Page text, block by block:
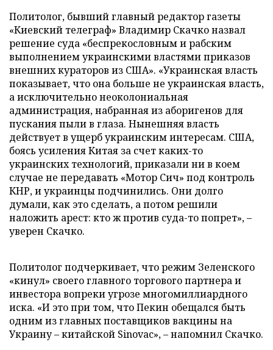
Политолог, бывший главный редактор газеты
«Киевский телеграф» Владимир Скачко назвал
решение суда «беспрекословным и рабским
выполнением украинскими властями приказов
внешних кураторов из США». «Украинская власть
показывает, что она больше не украинская власть,
а исключительно неоколониальная
администрация, набранная из аборигенов для
пускания пыли в глаза. Нынешняя власть
действует в ущерб украинским интересам. США,
боясь усиления Китая за счет каких-то
украинских технологий, приказали ни в коем
случае не передавать «Мотор Сич» под контроль
КНР, и украинцы подчинились. Они долго
думали, как это сделать, а потом решили
наложить арест: кто ж против суда-то попрет», –
уверен Скачко.
Политолог подчеркивает, что режим Зеленского
«кинул» своего главного торгового партнера и
инвестора вопреки угрозе многомиллиардного
иска. «И это при том, что Пекин обещался быть
одним из главных поставщиков вакцины на
Украину – китайской Sinovac», – напомнил Скачко.